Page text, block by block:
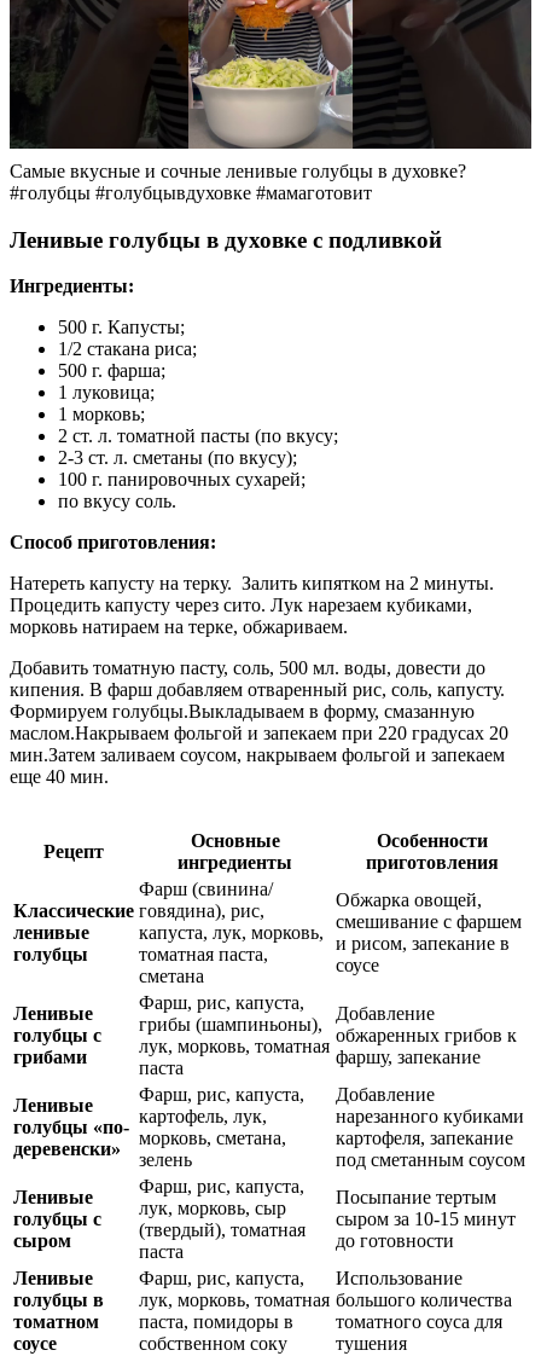
Самые вкусные и сочные ленивые голубцы в духовке?
#голубцы #голубцывдуховке #мамаготовит
Ленивые голубцы в духовке с подливкой
Ингредиенты:
500 г. Капусты;
1/2 стакана риса;
500 г. фарша;
1 луковица;
1 морковь;
2 ст. л. томатной пасты (по вкусу;
2-3 ст. л. сметаны (по вкусу);
100 г. панировочных сухарей;
по вкусу соль.
Способ приготовления:
Натереть капусту на терку. Залить кипятком на 2 минуты.
Процедить капусту через сито. Лук нарезаем кубиками,
морковь натираем на терке, обжариваем.
Добавить томатную пасту, соль, 500 мл. воды, довести до
кипения. В фарш добавляем отваренный рис, соль, капусту.
Формируем голубцы.Выкладываем в форму, смазанную
маслом.Накрываем фольгой и запекаем при 220 градусах 20
мин.Затем заливаем соусом, накрываем фольгой и запекаем
еще 40 мин.
Рецепт
Основные
ингредиенты
Особенности
приготовления
Классические
ленивые
голубцы
Фарш (свинина/
говядина), рис,
капуста, лук, морковь,
томатная паста,
сметана
Обжарка овощей,
смешивание с фаршем
и рисом, запекание в
соусе
Ленивые
голубцы с
грибами
Фарш, рис, капуста,
грибы (шампиньоны),
лук, морковь, томатная
паста
Добавление
обжаренных грибов к
фаршу, запекание
Ленивые
голубцы «по-
деревенски»
Фарш, рис, капуста,
картофель, лук,
морковь, сметана,
зелень
Добавление
нарезанного кубиками
картофеля, запекание
под сметанным соусом
Ленивые
голубцы с
сыром
Фарш, рис, капуста,
лук, морковь, сыр
(твердый), томатная
паста
Посыпание тертым
сыром за 10-15 минут
до готовности
Ленивые
голубцы в
томатном
соусе
Фарш, рис, капуста,
лук, морковь, томатная
паста, помидоры в
собственном соку
Использование
большого количества
томатного соуса для
тушения